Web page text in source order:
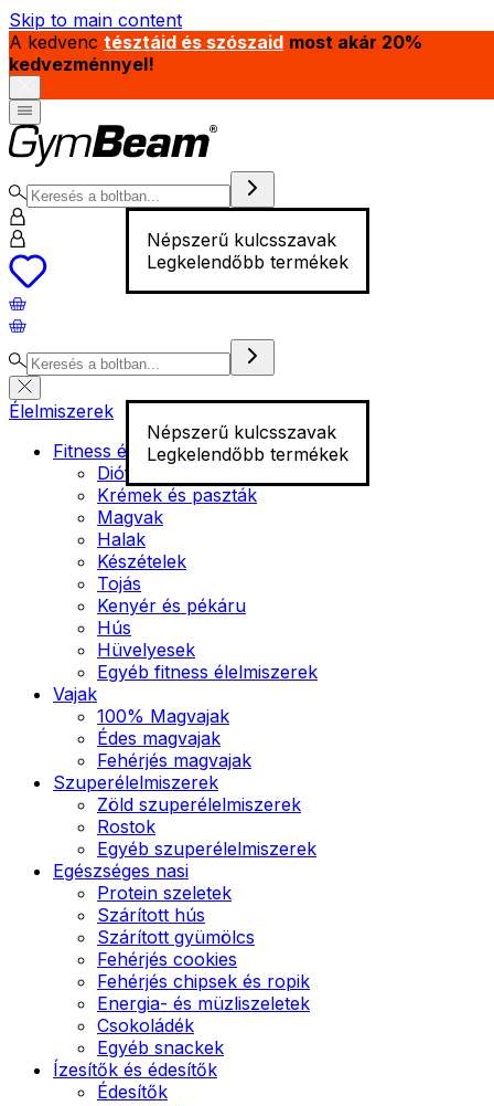
Skip to main content
A kedvenc tésztáid és szószaid most akár 20%
kedvezménnyel!
Népszerű kulcsszavak
Legkelendőbb termékek
Népszerű kulcsszavak
Legkelendőbb termékek
Élelmiszerek
Fitness élelmiszer
Diófélék
Krémek és paszták
Magvak
Halak
Készételek
Tojás
Kenyér és pékáru
Hús
Hüvelyesek
Egyéb fitness élelmiszerek
Vajak
100% Magvajak
Édes magvajak
Fehérjés magvajak
Szuperélelmiszerek
Zöld szuperélelmiszerek
Rostok
Egyéb szuperélelmiszerek
Egészséges nasi
Protein szeletek
Szárított hús
Szárított gyümölcs
Fehérjés cookies
Fehérjés chipsek és ropik
Energia- és müzliszeletek
Csokoládék
Egyéb snackek
Ízesítők és édesítők
Édesítők